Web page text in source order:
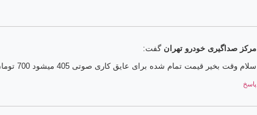
مرکز صداگیری خودرو تهران گفت:
سلام وقت بخیر قیمت تمام شده برای عایق کاری صوتی 405 میشود 700 تومان
پاسخ